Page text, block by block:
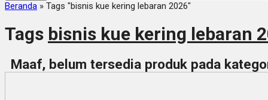
Beranda » Tags "bisnis kue kering lebaran 2026"
Tags bisnis kue kering lebaran
Maaf, belum tersedia produk pada